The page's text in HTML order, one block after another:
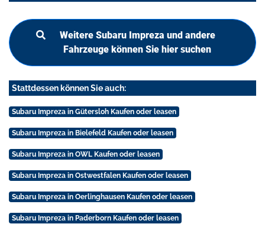
Weitere Subaru Impreza und andere
Fahrzeuge können Sie hier suchen
Stattdessen können Sie auch:
Subaru Impreza in Gütersloh Kaufen oder leasen
Subaru Impreza in Bielefeld Kaufen oder leasen
Subaru Impreza in OWL Kaufen oder leasen
Subaru Impreza in Ostwestfalen Kaufen oder leasen
Subaru Impreza in Oerlinghausen Kaufen oder leasen
Subaru Impreza in Paderborn Kaufen oder leasen